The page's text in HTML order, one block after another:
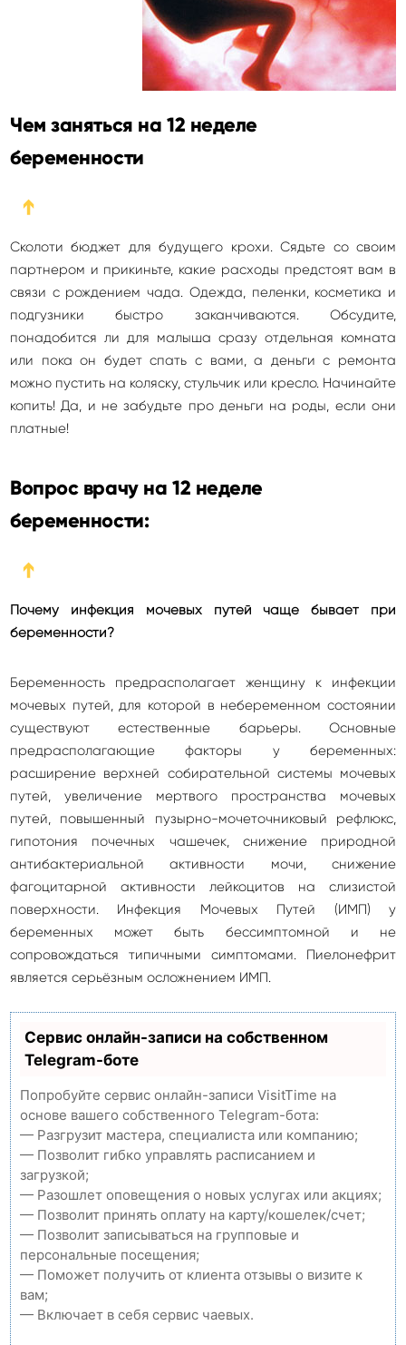
Чем заняться на 12 неделе
беременности
➔
Сколоти бюджет для будущего крохи. Сядьте со своим
партнером и прикиньте, какие расходы предстоят вам в
связи с рождением чада. Одежда, пеленки, косметика и
подгузники быстро заканчиваются. Обсудите,
понадобится ли для малыша сразу отдельная комната
или пока он будет спать с вами, а деньги с ремонта
можно пустить на коляску, стульчик или кресло. Начинайте
копить! Да, и не забудьте про деньги на роды, если они
платные!
Вопрос врачу на 12 неделе
беременности:
➔
Почему инфекция мочевых путей чаще бывает при
беременности?
Беременность предрасполагает женщину к инфекции
мочевых путей, для которой в небеременном состоянии
существуют естественные барьеры. Основные
предрасполагающие факторы у беременных:
расширение верхней собирательной системы мочевых
путей, увеличение мертвого пространства мочевых
путей, повышенный пузырно-мочеточниковый рефлюкс,
гипотония почечных чашечек, снижение природной
антибактериальной активности мочи, снижение
фагоцитарной активности лейкоцитов на слизистой
поверхности. Инфекция Мочевых Путей (ИМП) у
беременных может быть бессимптомной и не
сопровождаться типичными симптомами. Пиелонефрит
является серьёзным осложнением ИМП.
Сервис онлайн-записи на собственном
Telegram-боте
Попробуйте сервис онлайн-записи VisitTime на
основе вашего собственного Telegram-бота:
— Разгрузит мастера, специалиста или компанию;
— Позволит гибко управлять расписанием и
загрузкой;
— Разошлет оповещения о новых услугах или акциях;
— Позволит принять оплату на карту/кошелек/счет;
— Позволит записываться на групповые и
персональные посещения;
— Поможет получить от клиента отзывы о визите к
вам;
— Включает в себя сервис чаевых.